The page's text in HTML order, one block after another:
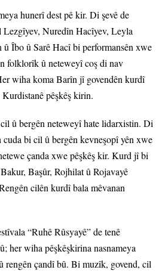
hunerî dest pê kir. Di şevê de
Nuredîn Hacîyev, Leyla
Îbo û Sarê Hacî bi performansên xwe
folklorîk û neteweyî coş di nav
wiha koma Barîn jî govendên kurdî
pêşkêş kirin.
û bergên neteweyî hate lidarxistin. Di
cuda bi cil û bergên kevneşopî yên xwe
çanda xwe pêşkêş kir. Kurd jî bi
Başûr, Rojhilat û Rojavayê
cilên kurdî bala mêvanan
“Ruhê Rûsyayê” de tenê
her wiha pêşkêşkirina nasnameya
rengên çandî bû. Bi muzîk, govend, cil